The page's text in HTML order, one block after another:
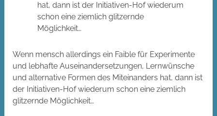
hat, dann ist der Initiativen-Hof wiederum
schon eine ziemlich glitzernde
Möglichkeit…
Wenn mensch allerdings ein Faible für Experimente
und lebhafte Auseinandersetzungen, Lernwünsche
und alternative Formen des Miteinanders hat, dann ist
der Initiativen-Hof wiederum schon eine ziemlich
glitzernde Möglichkeit…